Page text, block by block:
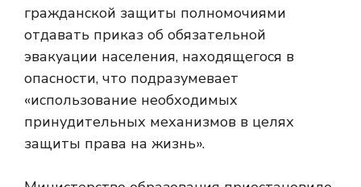
гражданской защиты полномочиями
отдавать приказ об обязательной
эвакуации населения, находящегося в
опасности, что подразумевает
«использование необходимых
принудительных механизмов в целях
защиты права на жизнь».